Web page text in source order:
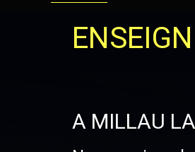
A MILLAU